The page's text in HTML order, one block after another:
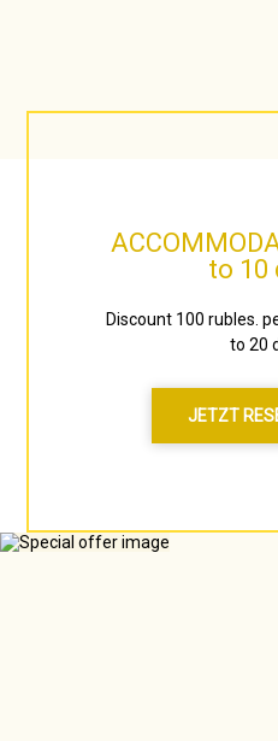
to 10
Discount 100 rubles.
to 20
JETZT